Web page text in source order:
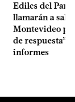
Ediles del
llamarán a sala
Montevideo
de respuesta”
informes